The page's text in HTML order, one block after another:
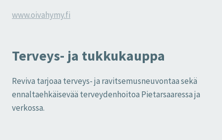
www.oivahymy.fi
Terveys- ja tukkukauppa
Reviva tarjoaa terveys- ja ravitsemusneuvontaa sekä
ennaltaehkäisevää terveydenhoitoa Pietarsaaressa ja
verkossa.